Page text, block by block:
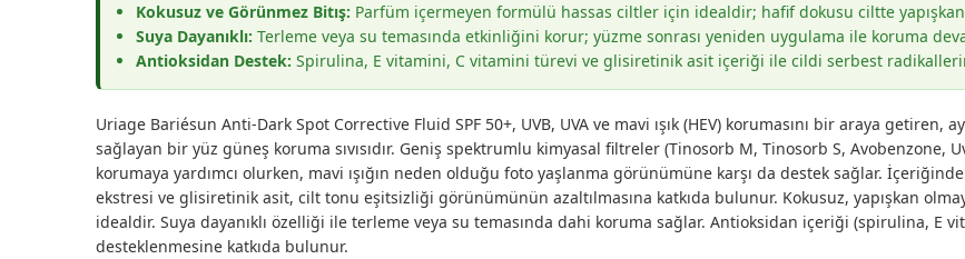
Kokusuz ve Görünmez Bitış: Parfüm içermeyen formülü hassas ciltler için idealdir; hafif dokusu ciltte
Suya Dayanıklı: Terleme veya su temasında etkinliğini korur; yüzme sonrası yeniden uygulama ile koruma
Antioksidan Destek: Spirulina, E vitamini, C vitamini türevi ve glisiretinik asit içeriği ile cildi serbest
Uriage Bariésun Anti-Dark Spot Corrective Fluid SPF 50+, UVB, UVA ve mavi ışık (HEV) korumasını bir araya
sağlayan bir yüz güneş koruma sıvısıdır. Geniş spektrumlu kimyasal filtreler (Tinosorb M, Tinosorb S, Avobenzone,
korumaya yardımcı olurken, mavi ışığın neden olduğu foto yaşlanma görünümüne karşı da destek sağlar.
ekstresi ve glisiretinik asit, cilt tonu eşitsizliği görünümünün azaltılmasına katkıda bulunur. Kokusuz, yapışkan
idealdir. Suya dayanıklı özelliği ile terleme veya su temasında dahi koruma sağlar. Antioksidan içeriği (spirulina, E
desteklenmesine katkıda bulunur.